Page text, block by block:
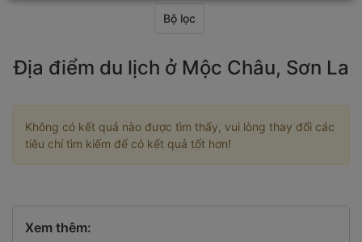
Bộ lọc
Địa điểm du lịch ở Mộc Châu, Sơn La
Không có kết quả nào được tìm thấy, vui lòng thay đổi các
tiêu chí tìm kiếm để có kết quả tốt hơn!
Xem thêm: